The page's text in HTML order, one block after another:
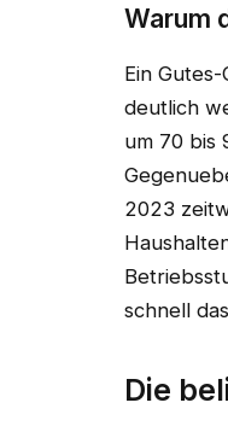
Warum
Ein
deutlich
um 70 bis
2023
schnell
Die